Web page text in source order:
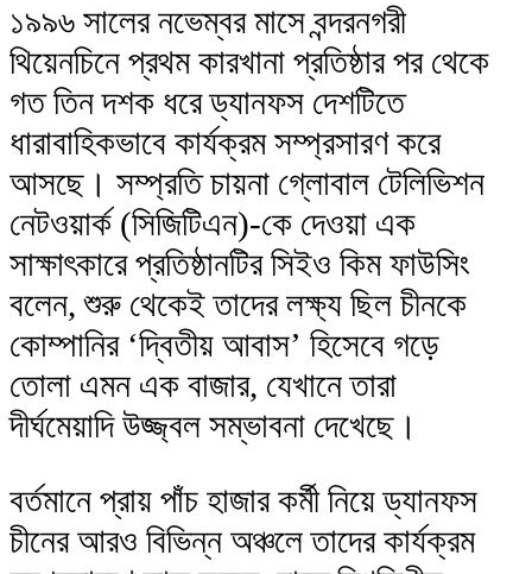
১৯৯৬ সালের নভেম্বর মাসে বন্দরনগরী
থিয়েনচিনে প্রথম কারখানা প্রতিষ্ঠার পর থেকে
গত তিন দশক ধরে ড্যানফস দেশটিতে
ধারাবাহিকভাবে কার্যক্রম সম্প্রসারণ করে
আসছে। সম্প্রতি চায়না গ্লোবাল টেলিভিশন
নেটওয়ার্ক (সিজিটিএন)-কে দেওয়া এক
সাক্ষাৎকারে প্রতিষ্ঠানটির সিইও কিম ফাউসিং
বলেন, শুরু থেকেই তাদের লক্ষ্য ছিল চীনকে
কোম্পানির ‘দ্বিতীয় আবাস’ হিসেবে গড়ে
তোলা এমন এক বাজার, যেখানে তারা
দীর্ঘমেয়াদি উজ্জ্বল সম্ভাবনা দেখেছে।
বর্তমানে প্রায় পাঁচ হাজার কর্মী নিয়ে ড্যানফস
চীনের আরও বিভিন্ন অঞ্চলে তাদের কার্যক্রম